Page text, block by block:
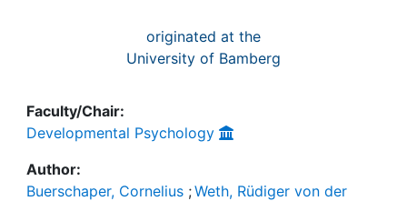
originated at the
University of Bamberg
Faculty/Chair:
Developmental Psychology
Author:
Buerschaper, Cornelius ;Weth, Rüdiger von der